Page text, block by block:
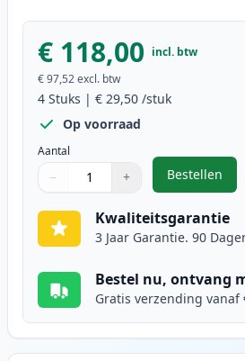
€ 118,00 incl. btw
€ 97,52excl. btw
4 Stuks | € 29,50 /stuk
Op voorraad
Aantal
Gebruik de knoppen om aan te
− +
1
Bestellen
,4
Kwaliteitsgarantie
3 Jaar Garantie. 90
Bestel nu, ontvang
Gratis verzending vanaf